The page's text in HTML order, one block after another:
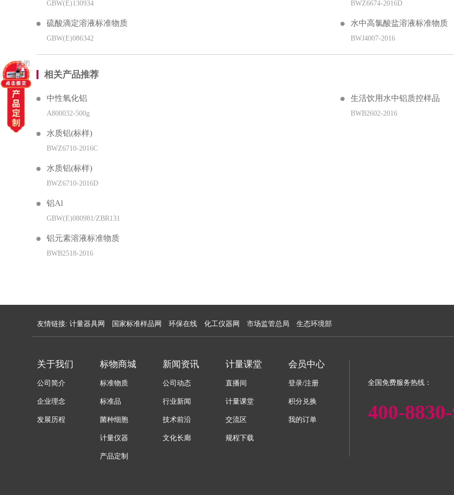
GBW(E)130934
硫酸滴定溶液标准物质
GBW(E)086342
BWZ6674-2016D
水中高氯酸盐溶液标准物质
BWJ4007-2016
相关产品推荐
中性氧化铝
A800032-500g
水质铝(标样)
BWZ6710-2016C
水质铝(标样)
BWZ6710-2016D
铝Al
GBW(E)080981/ZBR131
铝元素溶液标准物质
BWB2518-2016
生活饮用水中铝质控样品
BWB2602-2016
友情链接: 计量器具网 国家标准样品网 环保在线 化工仪器网 市场监管总局 生态环境部
关于我们
公司简介
企业理念
发展历程
标物商城
标准物质
标准品
菌种细胞
计量仪器
产品定制
新闻资讯
公司动态
行业新闻
技术前沿
文化长廊
计量课堂
直播间
计量课堂
交流区
规程下载
会员中心
登录/注册
积分兑换
我的订单
全国免费服务热线：
400-
关闭